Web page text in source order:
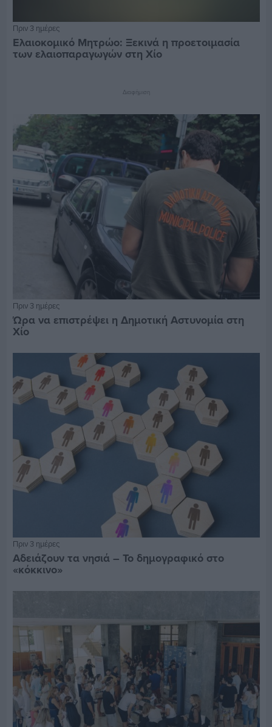
Πριν 3 ημέρες
Ελαιοκομικό Μητρώο: Ξεκινά η προετοιμασία
των ελαιοπαραγωγών στη Χίο
Διαφήμιση
Πριν 3 ημέρες
Ώρα να επιστρέψει η Δημοτική Αστυνομία στη
Χίο
Πριν 3 ημέρες
Αδειάζουν τα νησιά – Το δημογραφικό στο
«κόκκινο»